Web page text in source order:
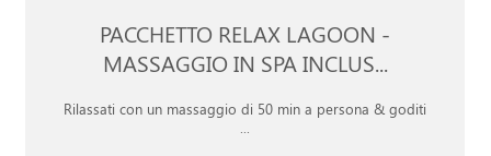
a persona & goditi